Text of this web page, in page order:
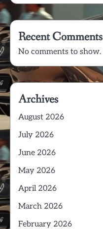
Recent Comments
No comments to show.
Archives
August 2026
July 2026
June 2026
May 2026
April 2026
March 2026
February 2026